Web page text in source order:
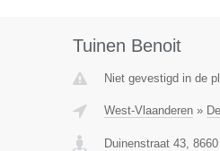
Tuinen Benoit
Niet gevestigd in de
West-Vlaanderen»
Duinenstraat 43, 8660